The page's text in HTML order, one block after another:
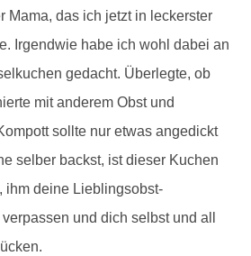
Mama, das ich jetzt in leckerster
Irgendwie habe ich wohl dabei an
gedacht. Überlegte, ob
mit anderem Obst und
sollte nur etwas angedickt
selber backst, ist dieser Kuchen
ihm deine Lieblingsobst-
und dich selbst und all